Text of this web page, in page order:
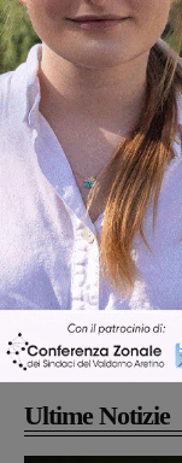
Cronaca 4
Un anno fa
Gianni,
processo, lo
Articolo precedente
L’Unione dei Comuni
valuta l’ingresso del
Terranuova Bracciolini
Ultime Notizie